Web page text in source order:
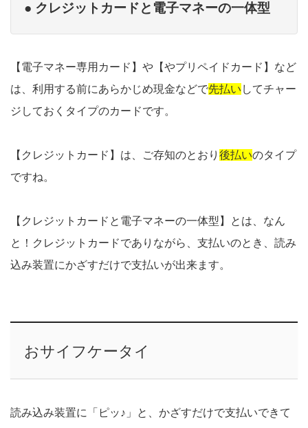
● クレジットカードと電子マネーの一体型
【電子マネー専用カード】や【やプリペイドカード】など
は、利用する前にあらかじめ現金などで先払い してチャー
ジしておくタイプのカードです。
【クレジットカード】は、ご存知のとおり 後払いのタイプ
ですね。
【クレジットカードと電子マネーの一体型】とは、なん
と！クレジットカードでありながら、支払いのとき、読み
込み装置にかざすだけで支払いが出来ます。
おサイフケータイ
読み込み装置に「ピッ♪」と、かざすだけで支払いできて